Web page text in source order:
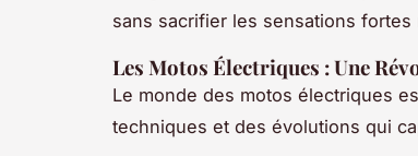
sans sacrifier les sensations
Les Motos Électriques : Une
Le monde des motos électriques
techniques et des évolutions qui